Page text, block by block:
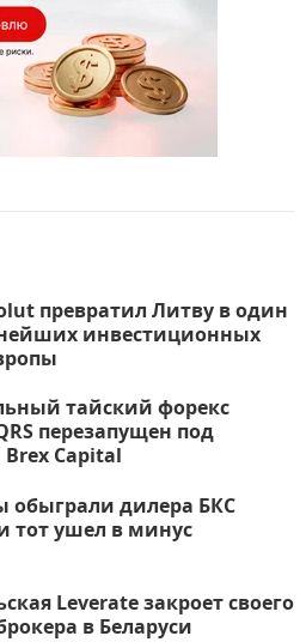
превратил Литву в один
инвестиционных
тайский форекс
перезапущен под
Capital
обыграли дилера БКС
тот ушел в минус
Leverate закроет своего
в Беларуси